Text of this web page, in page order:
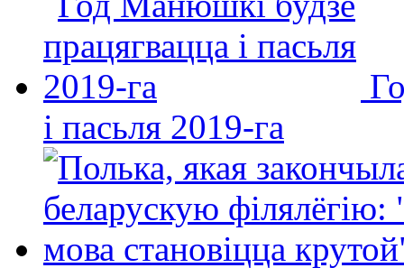
і пасьля 2019-га